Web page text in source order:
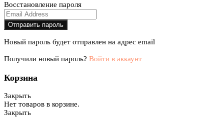
Восстановление пароля
Новый пароль будет отправлен на адрес email
Получили новый пароль? Войти в аккаунт
Корзина
Закрыть
Нет товаров в корзине.
Закрыть